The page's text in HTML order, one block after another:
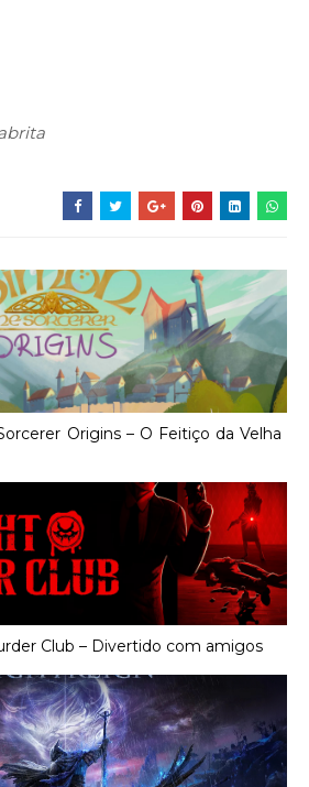
Origins – O Feitiço da Velha
Club – Divertido com amigos